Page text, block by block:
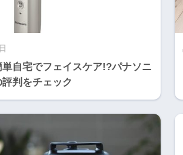
単自宅でフェイスケア!?パナソニ
判をチェック